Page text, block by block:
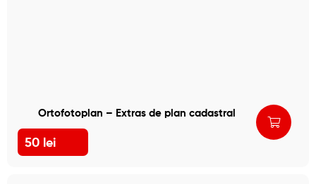
Ortofotoplan – Extras de plan cadastral
50 lei